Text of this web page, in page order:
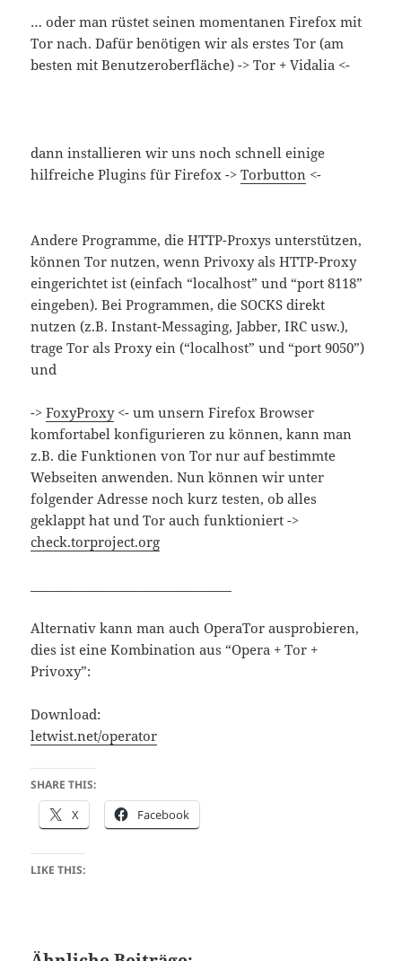
… oder man rüstet seinen momentanen Firefox mit
Tor nach. Dafür benötigen wir als erstes Tor (am
besten mit Benutzeroberfläche) -> Tor + Vidalia <-
dann installieren wir uns noch schnell einige
hilfreiche Plugins für Firefox ->Torbutton <-
Andere Programme, die HTTP-Proxys unterstützen,
können Tor nutzen, wenn Privoxy als HTTP-Proxy
eingerichtet ist (einfach “localhost” und “port 8118”
eingeben). Bei Programmen, die SOCKS direkt
nutzen (z.B. Instant-Messaging, Jabber, IRC usw.),
trage Tor als Proxy ein (“localhost” und “port 9050”)
und
->FoxyProxy<- um unsern Firefox Browser
komfortabel konfigurieren zu können, kann man
z.B. die Funktionen von Tor nur auf bestimmte
Webseiten anwenden. Nun können wir unter
folgender Adresse noch kurz testen, ob alles
geklappt hat und Tor auch funktioniert ->
check.torproject.org
Alternativ kann man auch OperaTor ausprobieren,
dies ist eine Kombination aus “Opera + Tor +
Privoxy”:
Download:
letwist.net/operator
SHARE THIS:
X Facebook
LIKE THIS: